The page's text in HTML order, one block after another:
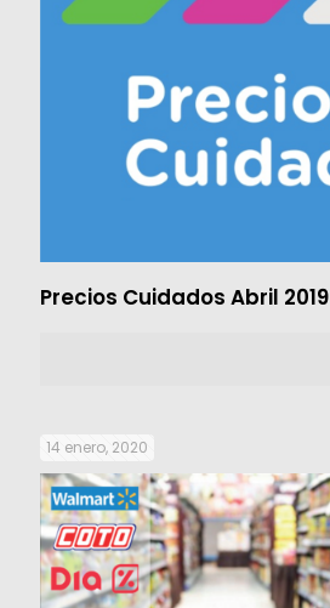
Precios Cuidados Abril 2019
14 enero, 2020